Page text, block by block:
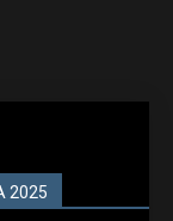
2025